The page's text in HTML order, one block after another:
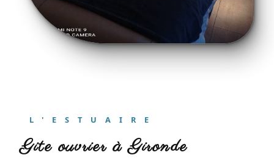
L'ESTUAIRE
gite ouvrier à Gironde